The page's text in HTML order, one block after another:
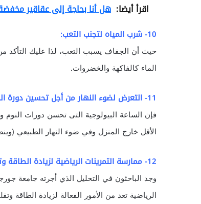
اقرأ أيضا: هل أنا بحاجة إلى عقاقير
10- شرب المياه لتجنب التعب:
حيث أن الجفاف يسبب التعب، لذا عليك التأكد
الماء كالفاكهة والخضروات.
11- التعرض لضوء النهار من أجل تحسين دورة النوم:
الأقل خارج المنزل وفي ضوء النهار الطبيعي
12- ممارسة التمرينات الرياضية لزيادة الطاقة وتقليل التعب:
الرياضية تعد من الأمور الفعالة لزيادة الطاقة